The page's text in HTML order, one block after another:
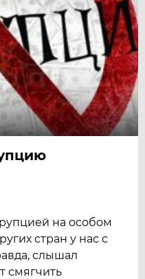
на особом
стран у нас с
слышал
смягчить